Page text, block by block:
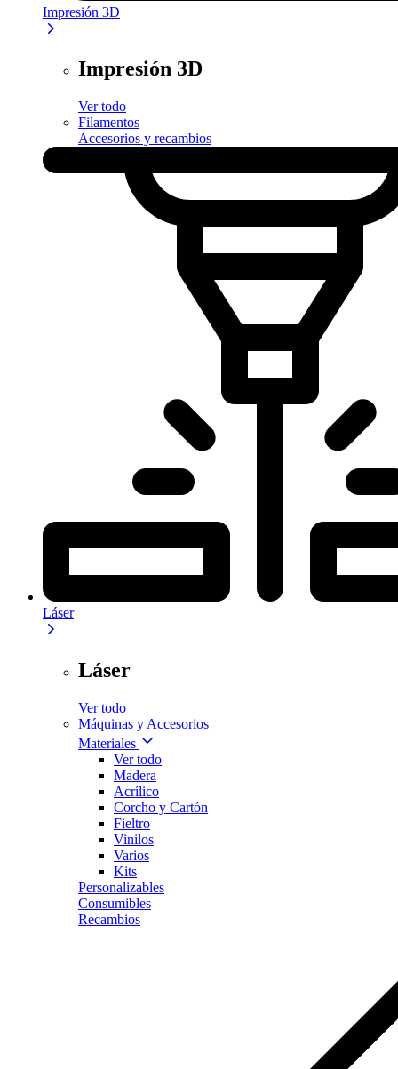
Impresión 3D
Impresión 3D
Ver todo
Filamentos
Accesorios y recambios
Láser
Láser
Ver todo
Máquinas y Accesorios
Materiales
Ver todo
Madera
Acrílico
Corcho y Cartón
Fieltro
Vinilos
Varios
Kits
Personalizables
Consumibles
Recambios